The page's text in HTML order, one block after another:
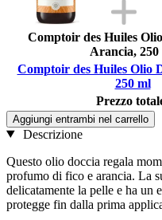
Comptoir des Huiles
Arancia, 250
Comptoir des Huiles Olio
250 ml
Prezzo
Aggiungi entrambi nel carrello
Descrizione
Questo olio doccia regala
profumo di fico e arancia. La
delicatamente la pelle e ha un
protegge fin dalla prima